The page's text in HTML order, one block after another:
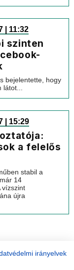
| 11:32
szinten
bejelentette, hogy
| 15:29
a felelős
stabil a
14
vízszint
újra
irányelvek